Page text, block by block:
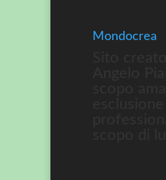
Mondocrea